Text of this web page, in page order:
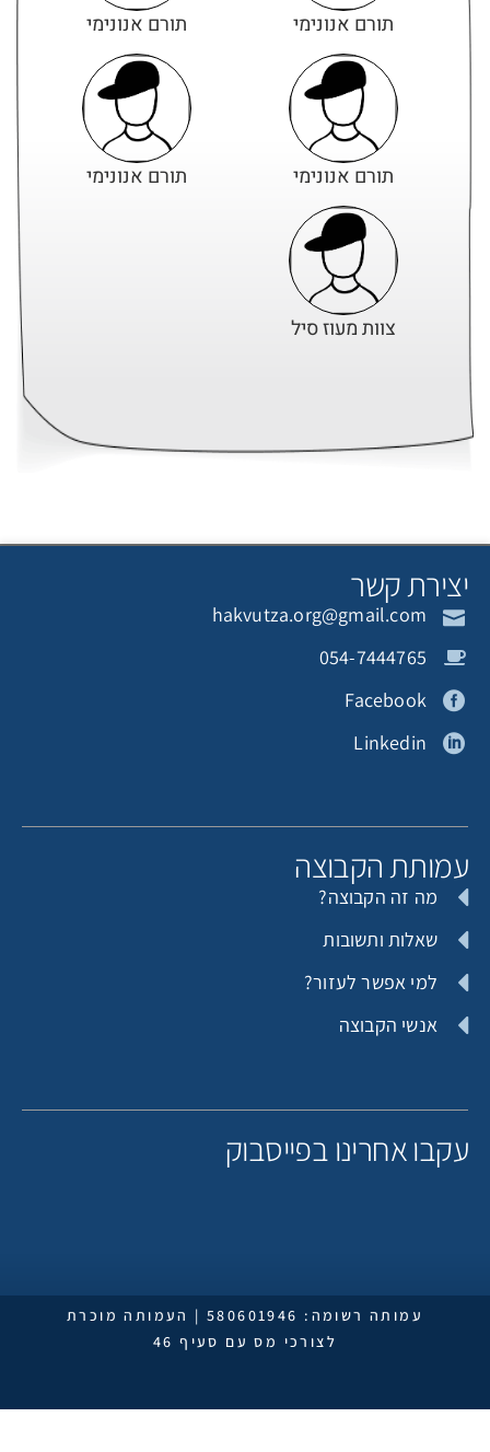
תורם אנונימי תורם אנונימי
תורם אנונימי תורם אנונימי
צוות מעוז סיל
קשר
hakvutza.org@gmail.com
054-7444765
Facebook
Linkedin
הקבוצה
מה זה הקבוצה?
שאלות ותשובות
למי אפשר לעזור?
אנשי הקבוצה
אחרינו בפייסבוק
עמותה רשומה: 580601946 | העמותה מוכרת
לצורכי מס עם סעיף 46